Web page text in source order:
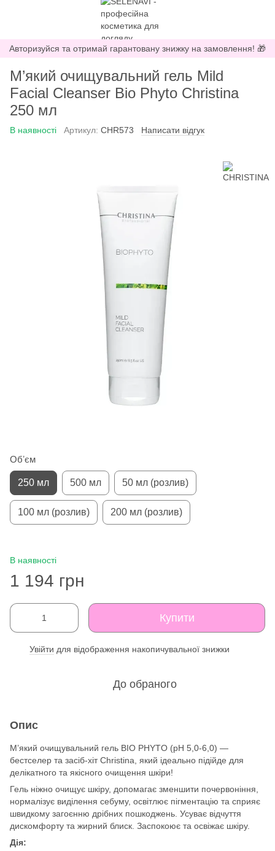
Авторизуйся та отримай гарантовану знижку на замовлення! 🎁
М’який очищувальний гель Mild
Facial Cleanser Bio Phyto Christina
250 мл
В наявності Артикул: CHR573 Написати відгук
Обʼєм
250 мл 500 мл 50 мл (розлив)
100 мл (розлив) 200 мл (розлив)
В наявності
1 194 грн
Купити
Увійти для відображення накопичувальної знижки
До обраного
Опис
М’який очищувальний гель BIO PHYTO (pH 5,0-6,0) —
бестселер та засіб-хіт Christina, який ідеально підійде для
делікатного та якісного очищення шкіри!
Гель ніжно очищує шкіру, допомагає зменшити почервоніння,
нормалізує виділення себуму, освітлює пігментацію та сприяє
швидкому загоєнню дрібних пошкоджень. Усуває відчуття
дискомфорту та жирний блиск. Заспокоює та освіжає шкіру.
Дія: